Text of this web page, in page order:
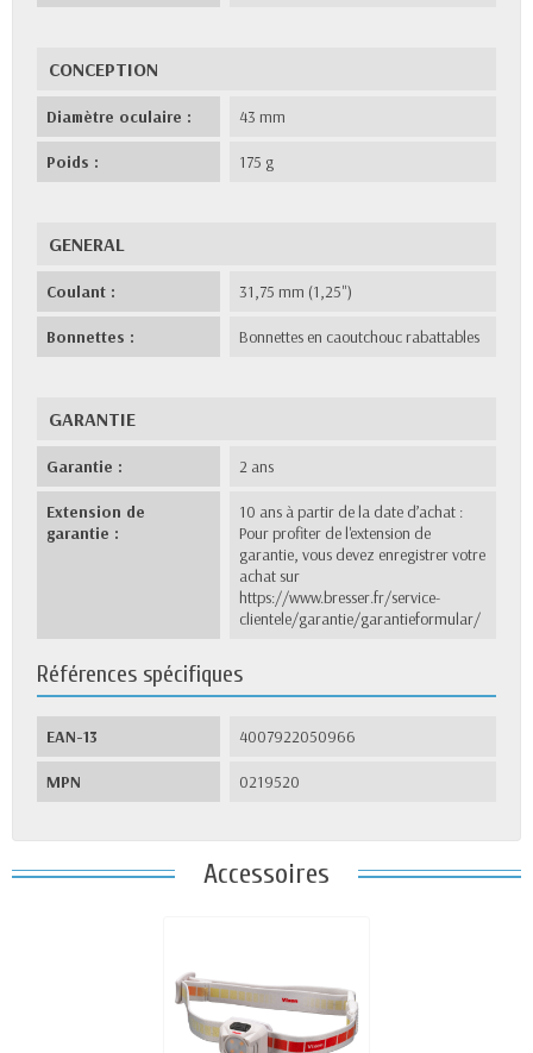
CONCEPTION
Diamètre oculaire : 43 mm
Poids : 175 g
GENERAL
Coulant : 31,75 mm (1,25")
Bonnettes : Bonnettes en caoutchouc rabattables
GARANTIE
Garantie : 2 ans
Extension de
garantie :
10 ans à partir de la date d’achat :
Pour profiter de l'extension de
garantie, vous devez enregistrer votre
achat sur
https://www.bresser.fr/service-
clientele/garantie/garantieformular/
Références spécifiques
EAN-13 4007922050966
MPN 0219520
Accessoires